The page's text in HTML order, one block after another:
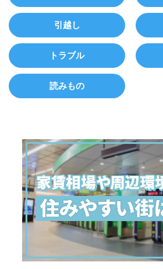
引越し
トラブル
読みもの